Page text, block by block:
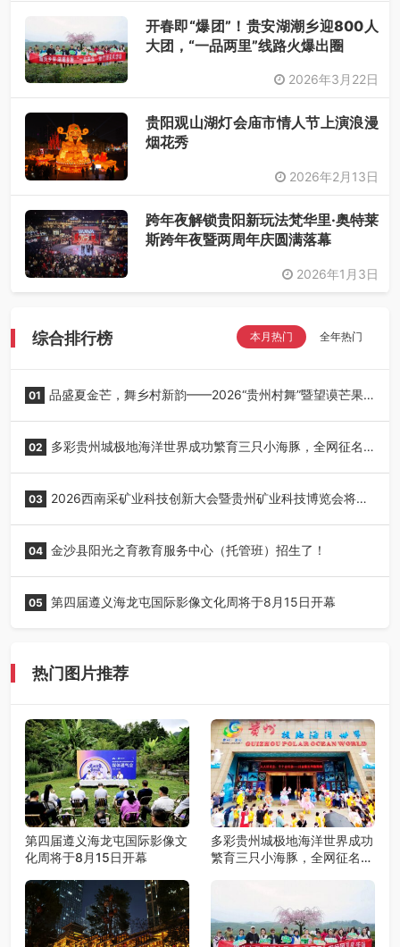
开春即“爆团”！贵安湖潮乡迎800人
大团，“一品两里”线路火爆出圈
2026年3月22日
贵阳观山湖灯会庙市情人节上演浪漫
烟花秀
2026年2月13日
跨年夜解锁贵阳新玩法梵华里·奥特莱
斯跨年夜暨两周年庆圆满落幕
2026年1月3日
综合排行榜 本月热门 全年热门
01 品盛夏金芒，舞乡村新韵——2026“贵州村舞”暨望谟芒果
02 多彩贵州城极地海洋世界成功繁育三只小海豚，全网征名
03 2026西南采矿业科技创新大会暨贵州矿业科技博览会将在
04 金沙县阳光之育教育服务中心（托管班）招生了！
05 第四届遵义海龙屯国际影像文化周将于8月15日开幕
热门图片推荐
第四届遵义海龙屯国际影像文
化周将于8月15日开幕
多彩贵州城极地海洋世界成功
繁育三只小海豚，全网征名正